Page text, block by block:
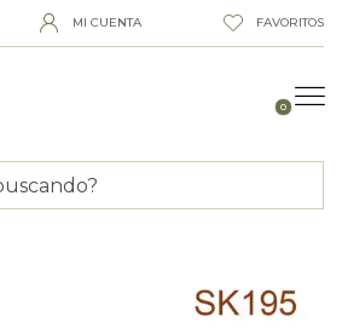
MI CUENTA FAVORITOS
0